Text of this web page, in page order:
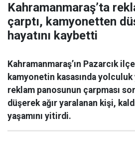
Kahramanmaraş’ta
çarptı, kamyonetten
hayatını kaybetti
Kahramanmaraş’ın Pazarcık
kamyonetin kasasında yolculuk
reklam panosunun çarpması
düşerek ağır yaralanan kişi,
yaşamını yitirdi.